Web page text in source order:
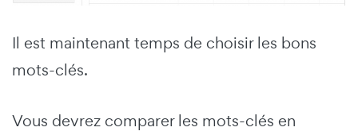
Il est maintenant temps de choisir les bons
mots-clés.
Vous devrez comparer les mots-clés en